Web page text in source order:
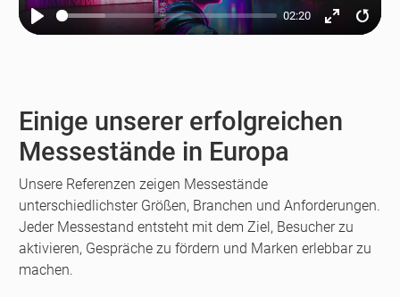
Play
02:20
Enter
Einige unserer erfolgreichen
Messestände in Europa
Unsere Referenzen zeigen Messestände
unterschiedlichster Größen, Branchen und Anforderungen.
Jeder Messestand entsteht mit dem Ziel, Besucher zu
aktivieren, Gespräche zu fördern und Marken erlebbar zu
machen.